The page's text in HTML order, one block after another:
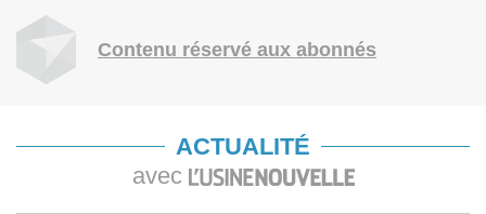
Contenu réservé aux abonnés
ACTUALITÉ
avec